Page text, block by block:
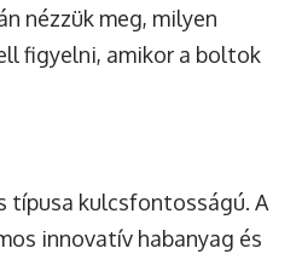
nézzük meg, milyen
figyelni, amikor a boltok
típusa kulcsfontosságú. A
innovatív habanyag és